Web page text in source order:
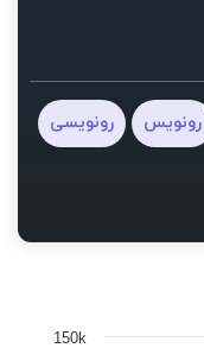
رونویس رونویسی
150k